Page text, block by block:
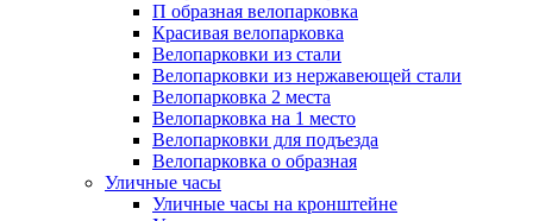
П образная велопарковка
Красивая велопарковка
Велопарковки из стали
Велопарковки из нержавеющей стали
Велопарковка 2 места
Велопарковка на 1 место
Велопарковки для подъезда
Велопарковка о образная
Уличные часы
Уличные часы на кронштейне